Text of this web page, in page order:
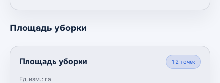
Площадь уборки
Площадь уборки
Ед. изм.: га
12 точек